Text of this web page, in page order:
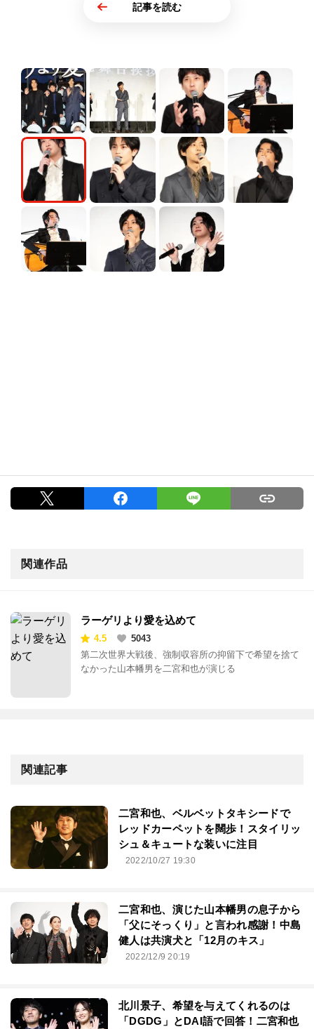
記事を読む
関連作品
ラーゲリより愛を込めて
4.5
5043
第二次世界大戦後、強制収容所の抑留下で希望を捨て
なかった山本幡男を二宮和也が演じる
関連記事
二宮和也、ベルベットタキシードで
レッドカーペットを闊歩！スタイリッ
シュ＆キュートな装いに注目
2022/10/27 19:30
二宮和也、演じた山本幡男の息子から
「父にそっくり」と言われ感謝！中島
健人は共演犬と「12月のキス」
2022/12/9 20:19
北川景子、希望を与えてくれるのは
「DGDG」とDAI語で回答！二宮和也